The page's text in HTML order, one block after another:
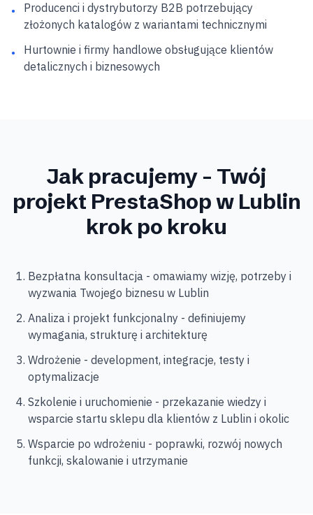
•
Producenci i dystrybutorzy B2B potrzebujący
złożonych katalogów z wariantami technicznymi
•
Hurtownie i firmy handlowe obsługujące klientów
detalicznych i biznesowych
Jak pracujemy - Twój
projekt PrestaShopw Lublin
krok po kroku
Bezpłatna konsultacja - omawiamy wizję, potrzeby i
wyzwania Twojego biznesu w Lublin
Analiza i projekt funkcjonalny - definiujemy
wymagania, strukturę i architekturę
Wdrożenie - development, integracje, testy i
optymalizacje
Szkolenie i uruchomienie - przekazanie wiedzy i
wsparcie startu sklepu dla klientów z Lublin i okolic
Wsparcie po wdrożeniu - poprawki, rozwój nowych
funkcji, skalowanie i utrzymanie